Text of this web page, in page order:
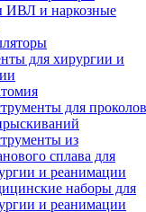
ИВЛ и наркозные
для хирургии и
для проколов
из
сплава для
и реанимации
наборы для
и реанимации